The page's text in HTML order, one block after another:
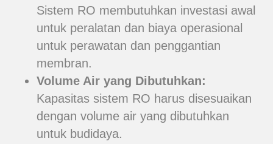
Sistem RO membutuhkan investasi awal
untuk peralatan dan biaya operasional
untuk perawatan dan penggantian
membran.
Volume Air yang Dibutuhkan:
Kapasitas sistem RO harus disesuaikan
dengan volume air yang dibutuhkan
untuk budidaya.